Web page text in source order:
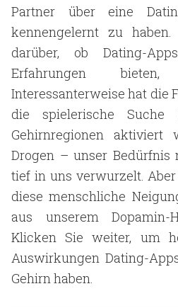
Partner über eine
kennengelernt zu
darüber, ob Dating-
Erfahrungen
Interessanterweise hat die
die spielerische Suche
Gehirnregionen
Drogen – unser
tief in uns verwurzelt.
diese menschliche
aus unserem Dopamin-
Klicken Sie weiter, um
Auswirkungen Dating-
Gehirn haben.